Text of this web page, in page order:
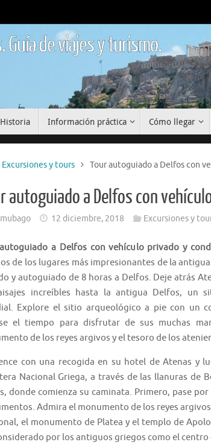
Guía de viajes y turismo.
Historia Información práctica Cómo llegar
Excursiones y tours Tour autoguiado a Delfos con
autoguiado a Delfos con
12 diciembre, 2018 Excursiones y
a Delfos con vehículo privado y
de los lugares más impresionantes de la
y autoguiado de 8 horas a Delfos. Deje atrás
increíbles hasta la antigua Delfos, un
Explore el sitio arqueológico a pie con un
el tiempo para disfrutar de sus muchas
de los reyes argivos y el tesoro de los
con una recogida en su hotel de Atenas y
Nacional Griega, a través de las llanuras de
donde comienza su caminata. Primero, pase
Admira el monumento de los reyes
el monumento de Platea y el templo de
por los antiguos griegos como el centro